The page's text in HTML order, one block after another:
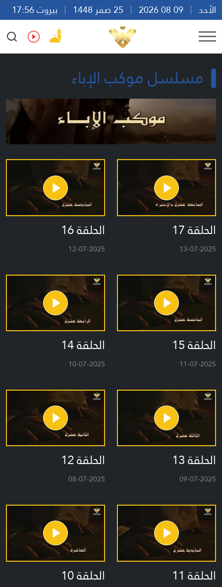
الأحد
بيروت 17:56
Ar
En Fr Es
مسلسل موكب الإباء
الحلقة 17
13-07-2025
الحلقة 16
12-07-2025
الحلقة 15
11-07-2025
الحلقة 14
10-07-2025
الحلقة 13
09-07-2025
الحلقة 12
08-07-2025
الحلقة 11 الحلقة 10